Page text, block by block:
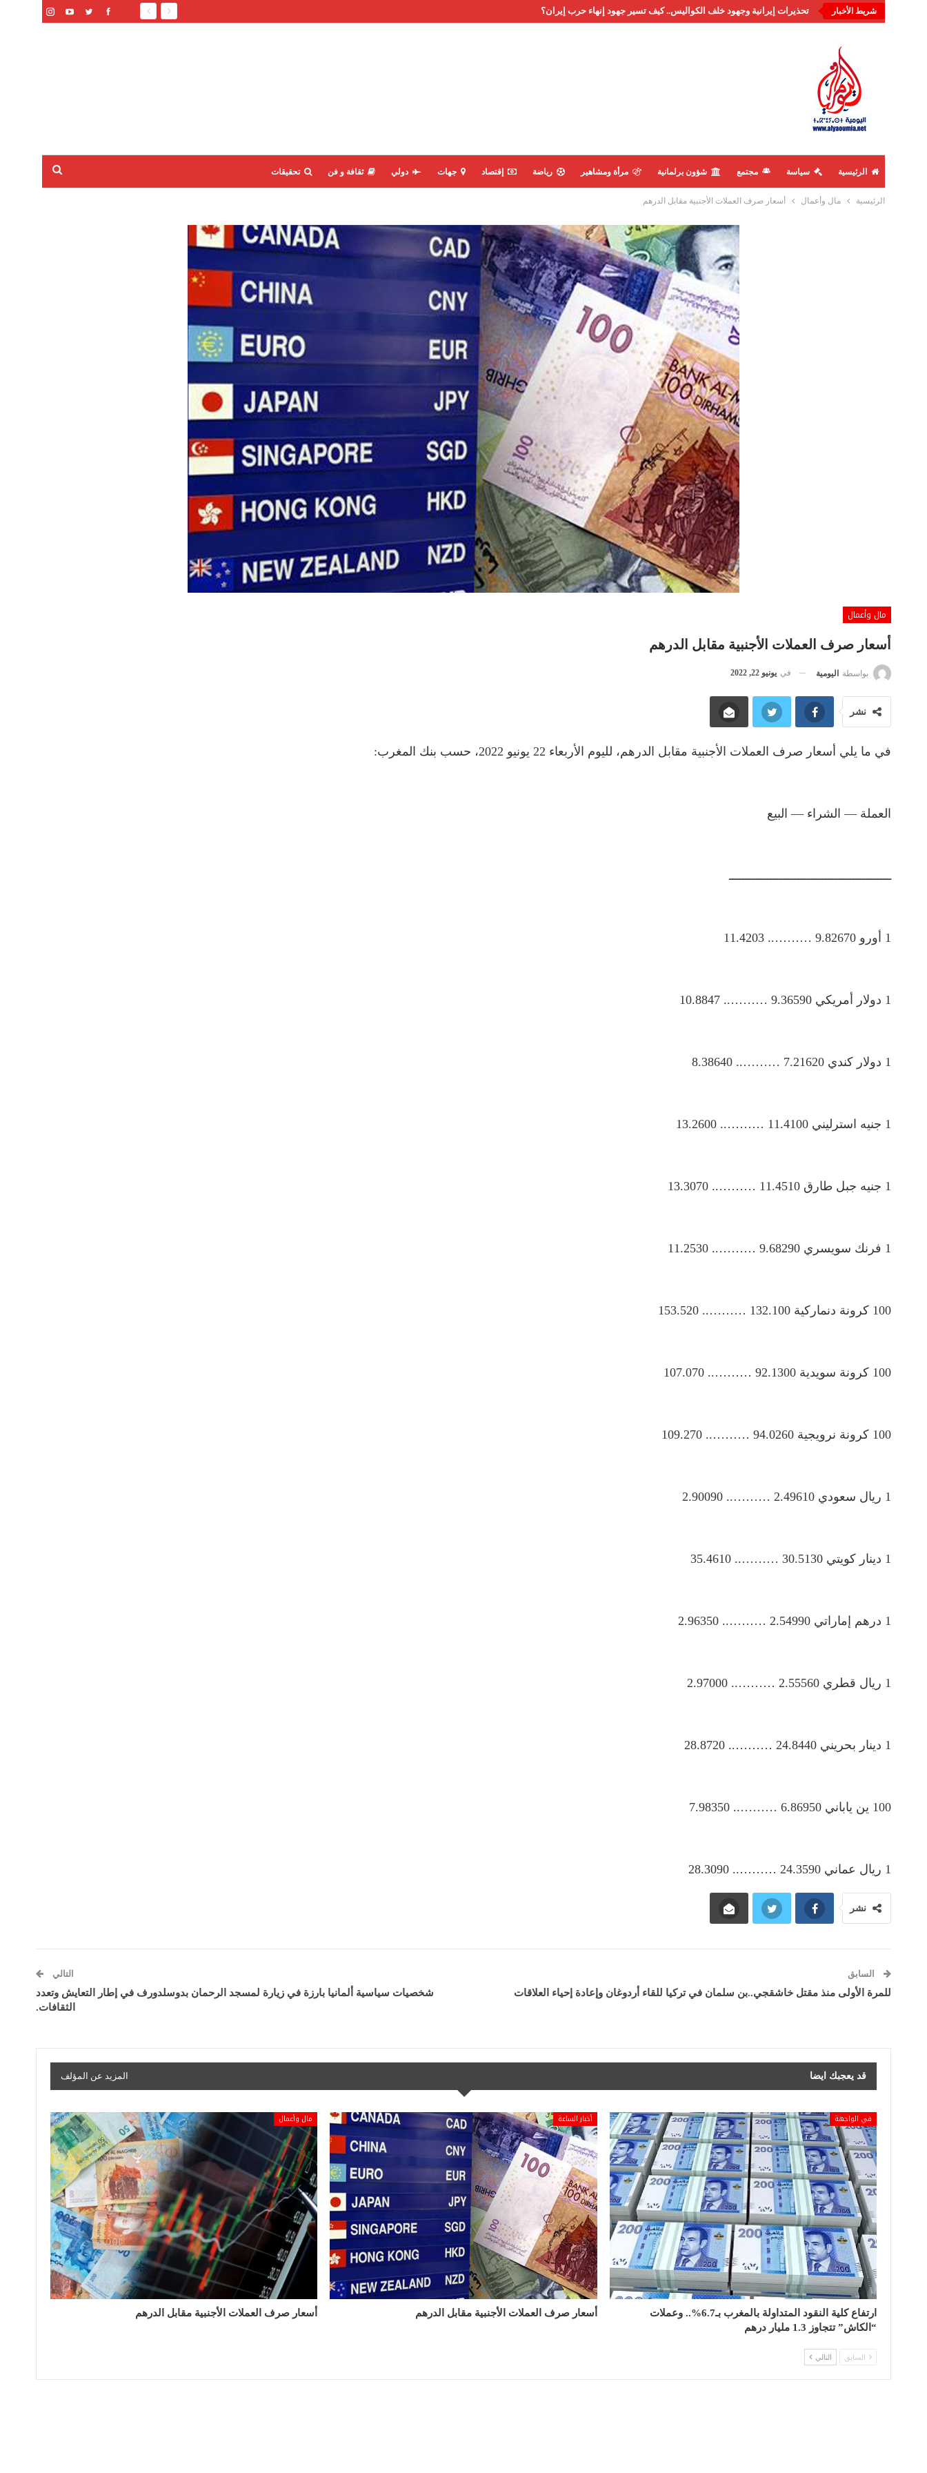
شريط الأخبار تحذيرات إيرانية وجهود خلف الكواليس.. كيف تسير جهود إنهاء حرب إيران؟
الرئيسية سياسة مجتمع شؤون برلمانية مرأة ومشاهير رياضة إقتصاد جهات دولي ثقافة و فن تحقيقات
الرئيسية مال وأعمال أسعار صرف العملات الأجنبية مقابل الدرهم
مال وأعمال
أسعار صرف العملات الأجنبية مقابل الدرهم
بواسطة اليومية في يونيو 22, 2022
نشر
في ما يلي أسعار صرف العملات الأجنبية مقابل الدرهم، لليوم الأربعاء 22 يونيو 2022، حسب بنك المغرب:
العملة — الشراء — البيع
ـــــــــــــــــــــــــــــــــــــــــــــــ
1 أورو 9.82670 ……….. 11.4203
1 دولار أمريكي 9.36590 ……….. 10.8847
1 دولار كندي 7.21620 ……….. 8.38640
1 جنيه استرليني 11.4100 ……….. 13.2600
1 جنيه جبل طارق 11.4510 ……….. 13.3070
1 فرنك سويسري 9.68290 ……….. 11.2530
100 كرونة دنماركية 132.100 ……….. 153.520
100 كرونة سويدية 92.1300 ……….. 107.070
100 كرونة نرويجية 94.0260 ……….. 109.270
1 ريال سعودي 2.49610 ……….. 2.90090
1 دينار كويتي 30.5130 ……….. 35.4610
1 درهم إماراتي 2.54990 ……….. 2.96350
1 ريال قطري 2.55560 ……….. 2.97000
1 دينار بحريني 24.8440 ……….. 28.8720
100 ين ياباني 6.86950 ……….. 7.98350
1 ريال عماني 24.3590 ……….. 28.3090
نشر
السابق
للمرة الأولى منذ مقتل خاشقجي..بن سلمان في تركيا للقاء أردوغان وإعادة إحياء العلاقات
التالي
شخصيات سياسية ألمانيا بارزة في زيارة لمسجد الرحمان بدوسلدورف في إطار التعايش وتعدد
الثقافات.
قد يعجبك ايضا المزيد عن المؤلف
في الواجهة
ارتفاع كلية النقود المتداولة بالمغرب بـ6.7%.. وعملات
“الكاش” تتجاوز 1.3 مليار درهم
أخبار الساعة
أسعار صرف العملات الأجنبية مقابل الدرهم
مال وأعمال
أسعار صرف العملات الأجنبية مقابل الدرهم
السابق التالي